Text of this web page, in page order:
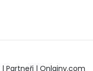
| Partneři | Onlajny.com